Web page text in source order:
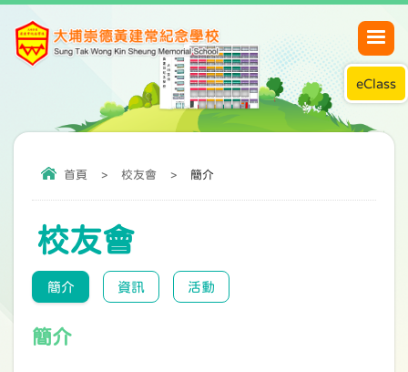
eClass
首頁 > 校友會 > 簡介
校友會
簡介 資訊 活動
簡介